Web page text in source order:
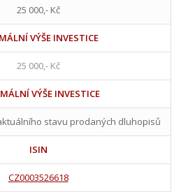
25 000,- Kč
VÝŠE INVESTICE
25 000,- Kč
VÝŠE INVESTICE
stavu prodaných dluhopisů
ISIN
CZ0003526618